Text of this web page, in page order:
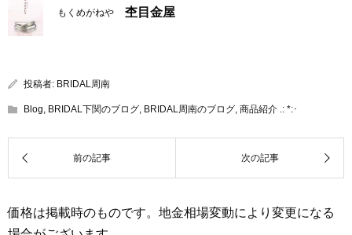
もくめがねや 杢目金屋
投稿者: BRIDAL周南
Blog, BRIDAL下関のブログ, BRIDAL周南のブログ, 商品紹介 .: *:･
価格は掲載時のものです。地金相場変動により変更になる